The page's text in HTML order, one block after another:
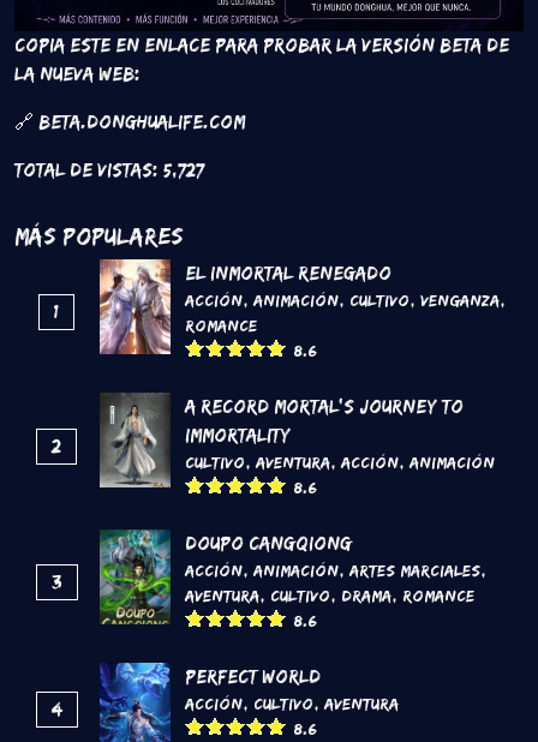
Copia este en enlace para probar la versión beta de
la nueva web:
🔗 beta.donghualife.com
Total de vistas: 5,727
Más Populares
1
El inmortal renegado
Acción,Animación, Cultivo, Venganza,
Romance
8.6
2
A Record Mortal's Journey To
Immortality
Cultivo,Aventura,Acción,Animación
8.6
3
DouPo Cangqiong
Acción,Animación,Artes marciales,
Aventura, Cultivo, Drama, Romance
8.6
4
Perfect World
Acción, Cultivo,Aventura
8.6